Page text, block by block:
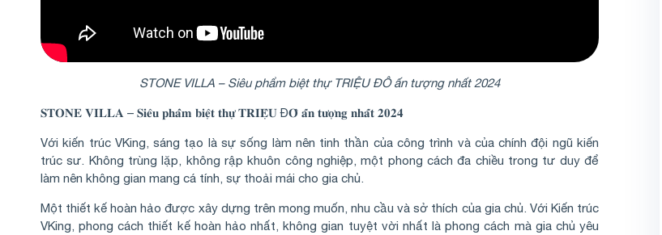
STONE VILLA – Siêu phẩm biệt thự TRIỆU ĐÔ ấn tượng nhất 2024
𝐒𝐓𝐎𝐍𝐄 𝐕𝐈𝐋𝐋𝐀 – 𝐒𝐢𝐞̂𝐮 𝐩𝐡𝐚̂̉𝐦 𝐛𝐢𝐞̣̂𝐭 𝐭𝐡𝐮̛̣ 𝐓𝐑𝐈𝐄̣̂𝐔 Đ𝐎̂ 𝐚̂́𝐧 𝐭𝐮̛𝐨̛̣𝐧𝐠 𝐧𝐡𝐚̂́𝐭 𝟐𝟎𝟐𝟒
Với kiến trúc VKing, sáng tạo là sự sống làm nên tinh thần của công trình và của chính đội ngũ kiến
trúc sư. Không trùng lặp, không rập khuôn công nghiệp, một phong cách đa chiều trong tư duy để
làm nên không gian mang cá tính, sự thoải mái cho gia chủ.
Một thiết kế hoàn hảo được xây dựng trên mong muốn, nhu cầu và sở thích của gia chủ. Với Kiến trúc
VKing, phong cách thiết kế hoàn hảo nhất, không gian tuyệt vời nhất là phong cách mà gia chủ yêu